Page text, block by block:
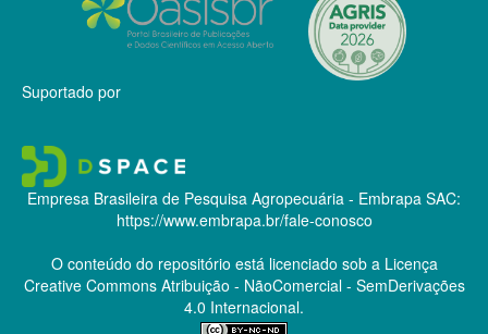
Suportado por
Empresa Brasileira de Pesquisa Agropecuária - Embrapa SAC:
https://www.embrapa.br/fale-conosco
O conteúdo do repositório está licenciado sob a Licença
Creative CommonsAtribuição - NãoComercial - SemDerivações
4.0 Internacional.